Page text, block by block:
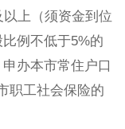
上（须资金到位
例不低于5%的
办本市常住户口
职工社会保险的